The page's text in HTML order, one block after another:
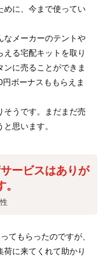
めに、今まで使ってい
なメーカーのテントや
える宅配キットを取り
に売ることができま
ボーナスももらえま
そうです。まだまだ売
思います。
ービスはありが
てもらったのですが、
に来てくれて助かり